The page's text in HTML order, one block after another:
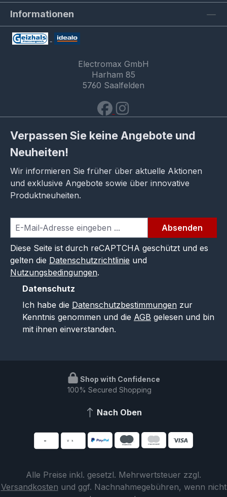
Informationen
Electromax GmbH
Harham 85
5760 Saalfelden
Verpassen Sie keine Angebote und
Neuheiten!
Wir informieren Sie früher über aktuelle Aktionen
und exklusive Angebote sowie über innovative
Produktneuheiten.
Absenden
Diese Seite ist durch reCAPTCHA geschützt und es
gelten die Datenschutzrichtlinie und
Nutzungsbedingungen.
Datenschutz
Ich habe die Datenschutzbestimmungen zur
Kenntnis genommen und die AGB gelesen und bin
mit ihnen einverstanden.
Shop with Confidence
100% Secured Shopping
Nach Oben
Alle Preise inkl. gesetzl. Mehrwertsteuer zzgl.
Versandkosten und ggf. Nachnahmegebühren, wenn nicht